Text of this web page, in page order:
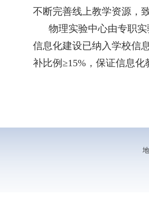
不断完善线上教学资源，
物理实验中心由专职
信息化建设已纳入学校信
补比例≥15% ，保证信息